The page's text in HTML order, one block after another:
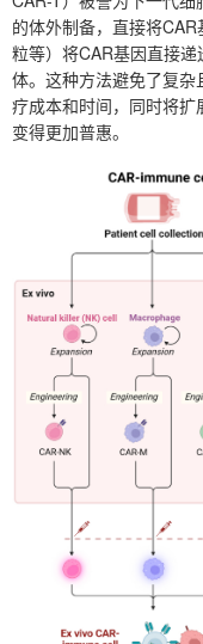
的体外制备，直接将
粒等）将CAR基因直接
体。这种方法避免了复
疗成本和时间，同时将
变得更加普惠。